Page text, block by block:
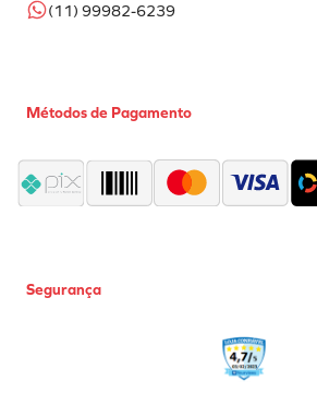
(11) 99982-6239
Métodos de Pagamento
Segurança